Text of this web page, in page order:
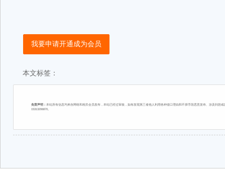
我要申请开通成为会员
本文标签：
免责声明： 本站所有信息均来自网络和相关会员发布，本站已经过审核，如有发现第三者他人利用各种借口理由和不择手段恶意发布、涉及到
15313206870。